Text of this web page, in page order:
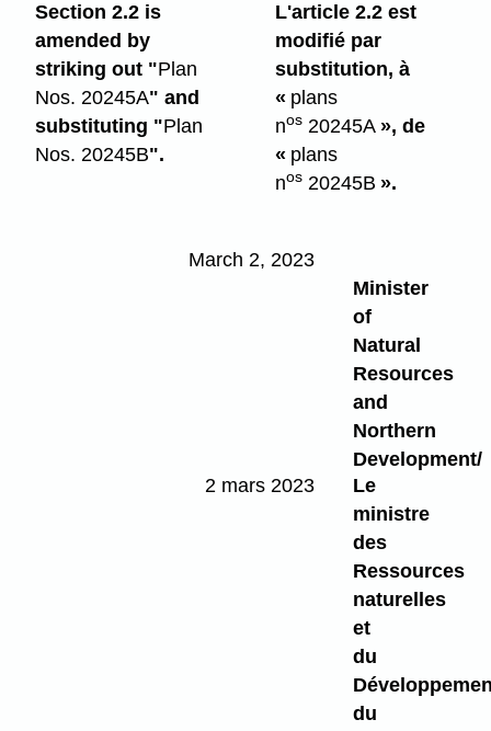
Section 2.2 is
amended by
striking out "Plan
Nos. 20245A" and
substituting "Plan
Nos. 20245B".
L'article 2.2 est
modifié par
substitution, à
« plans
nos 20245A », de
« plans
nos 20245B ».
March 2, 2023
Minister
of
Natural
Resources
and
Northern
Development/
2 mars 2023
Le
ministre
des
Ressources
naturelles
et
du
du